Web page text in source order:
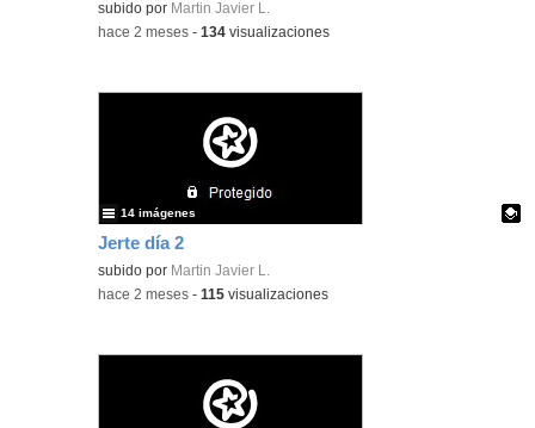
Contenido educativo.
subido por Martin Javier L.
-hace 2 meses -134 visualizaciones
Jerte día 2
Contenido educativo.
subido por Martin Javier L.
14 imágenes
-hace 2 meses -115 visualizaciones